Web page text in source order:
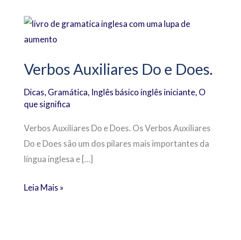
Verbos Auxiliares Do e Does.
Dicas, Gramática, Inglês básico inglês iniciante, O
que significa
Verbos Auxiliares Do e Does. Os Verbos Auxiliares
Do e Does são um dos pilares mais importantes da
língua inglesa e […]
Verbos
Auxiliares
e
Leia Mais »